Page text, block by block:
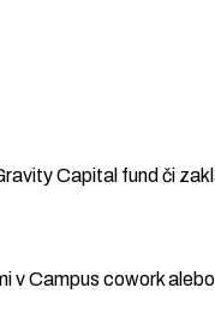
Capital fund či
v Campus cowork